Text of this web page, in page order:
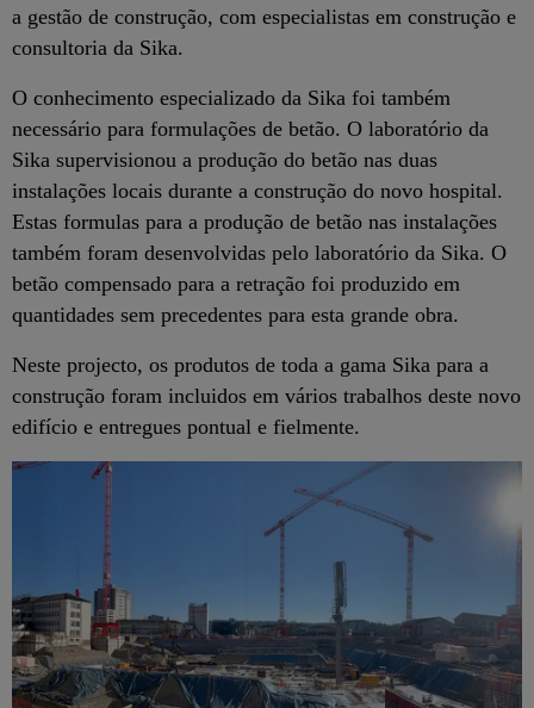
a gestão de construção, com especialistas em construção e
consultoria da Sika.
O conhecimento especializado da Sika foi também
necessário para formulações de betão. O laboratório da
Sika supervisionou a produção do betão nas duas
instalações locais durante a construção do novo hospital.
Estas formulas para a produção de betão nas instalações
também foram desenvolvidas pelo laboratório da Sika. O
betão compensado para a retração foi produzido em
quantidades sem precedentes para esta grande obra.
Neste projecto, os produtos de toda a gama Sika para a
construção foram incluidos em vários trabalhos deste novo
edifício e entregues pontual e fielmente.